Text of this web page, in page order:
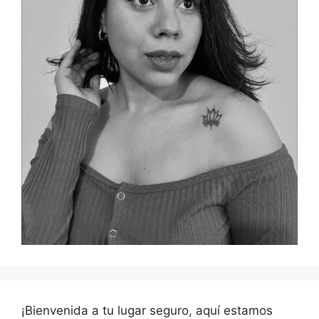
¡Bienvenida a tu lugar seguro, aquí estamos